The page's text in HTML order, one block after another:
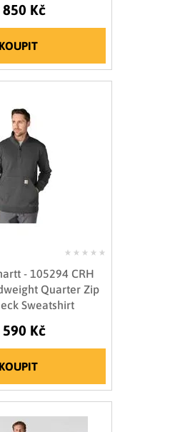
Kč
KOUPIT
- 105294 CRH
Quarter Zip
Sweatshirt
Kč
KOUPIT